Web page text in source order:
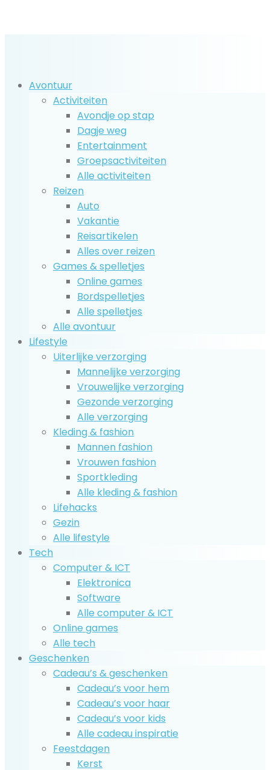
Avontuur
Activiteiten
Avondje op stap
Dagje weg
Entertainment
Groepsactiviteiten
Alle activiteiten
Reizen
Auto
Vakantie
Reisartikelen
Alles over reizen
Games & spelletjes
Online games
Bordspelletjes
Alle spelletjes
Alle avontuur
Lifestyle
Uiterlijke verzorging
Mannelijke verzorging
Vrouwelijke verzorging
Gezonde verzorging
Alle verzorging
Kleding & fashion
Mannen fashion
Vrouwen fashion
Sportkleding
Alle kleding & fashion
Lifehacks
Gezin
Alle lifestyle
Tech
Computer & ICT
Elektronica
Software
Alle computer & ICT
Online games
Alle tech
Geschenken
Cadeau’s & geschenken
Cadeau’s voor hem
Cadeau’s voor haar
Cadeau’s voor kids
Alle cadeau inspiratie
Feestdagen
Kerst